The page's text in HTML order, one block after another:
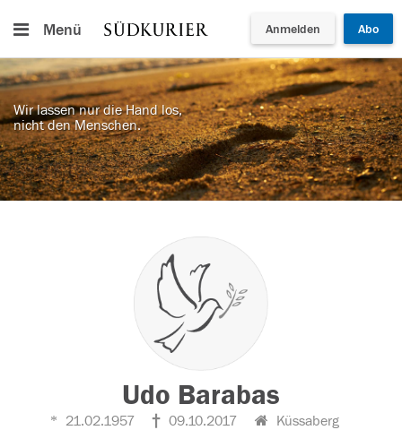
Menü Anmelden Abo
Wir lassen nur die Hand los,
nicht den Menschen.
Udo Barabas
21.02.1957 09.10.2017 Küssaberg